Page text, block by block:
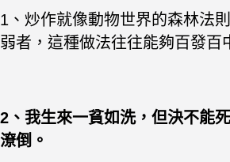
1、炒作就像動物世界的森林法
弱者，這種做法往往能夠百發百
2、我生來一貧如洗，但決不能
潦倒。